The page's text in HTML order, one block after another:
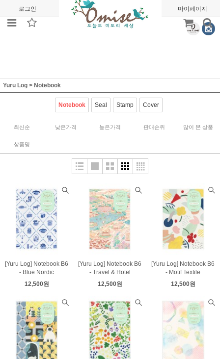
로그인 회원가입 주문조회 마이페이지
Yuru Log > Notebook
Notebook Seal Stamp Cover
최신순 낮은가격 높은가격 판매순위 많이 본 상품
상품명
[Yuru Log] Notebook B6
- Blue Nordic
12,500원
[Yuru Log] Notebook B6
- Travel & Hotel
12,500원
[Yuru Log] Notebook B6
- Motif Textile
12,500원